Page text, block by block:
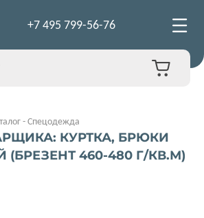
+7 495 799-56-76
-Спецодежда
КУРТКА, БРЮКИ
460-480 Г/КВ.М)